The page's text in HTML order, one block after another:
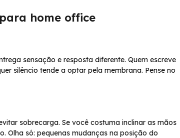
home office
sensação e resposta diferente. Quem escreve
silêncio tende a optar pela membrana. Pense no
sobrecarga. Se você costuma inclinar as mãos
Olha só: pequenas mudanças na posição do